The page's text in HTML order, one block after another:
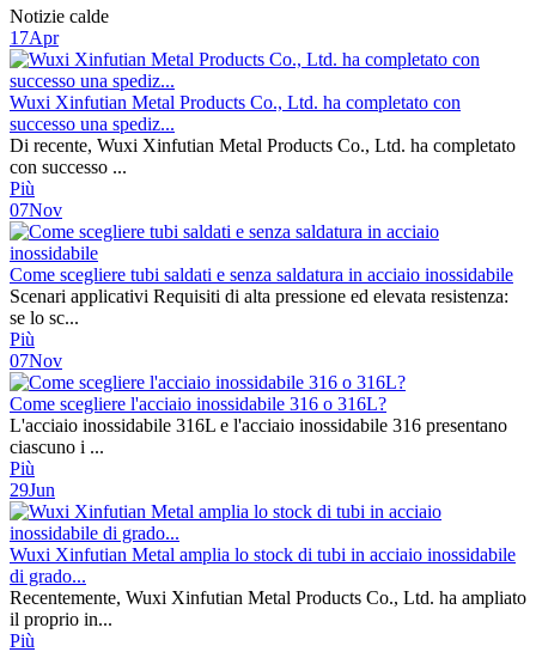
Notizie calde
17Apr
Wuxi Xinfutian Metal Products Co., Ltd. ha completato con
successo una spediz...
Di recente, Wuxi Xinfutian Metal Products Co., Ltd. ha completato
con successo ...
Più
07Nov
Come scegliere tubi saldati e senza saldatura in acciaio inossidabile
Scenari applicativi Requisiti di alta pressione ed elevata resistenza:
se lo sc...
Più
07Nov
Come scegliere l'acciaio inossidabile 316 o 316L?
L'acciaio inossidabile 316L e l'acciaio inossidabile 316 presentano
ciascuno i ...
Più
29Jun
Wuxi Xinfutian Metal amplia lo stock di tubi in acciaio inossidabile
di grado...
Recentemente, Wuxi Xinfutian Metal Products Co., Ltd. ha ampliato
il proprio in...
Più